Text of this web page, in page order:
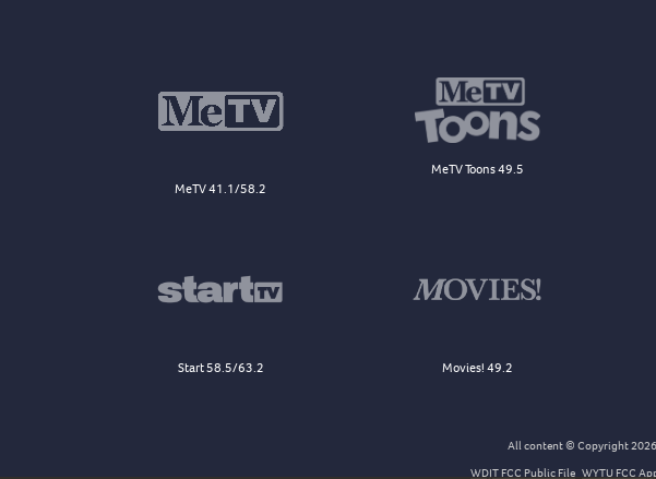
MeTV 41.1/58.2
MeTV Toons 49.5
Start 58.5/63.2 Movies! 49.2
All content © Copyright 2026
WDJT FCC Public File WYTU FCC